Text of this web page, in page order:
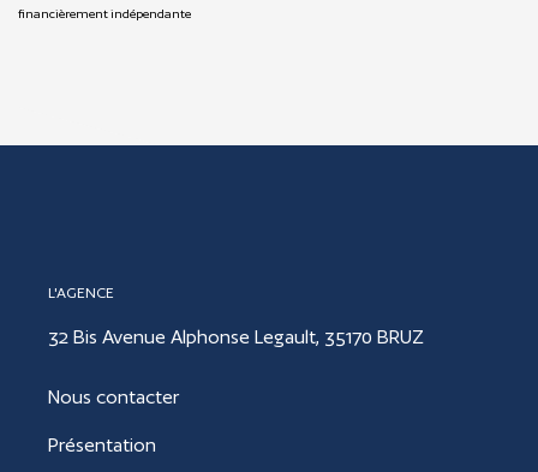
financièrement indépendante
L'AGENCE
32 Bis Avenue Alphonse Legault, 35170 BRUZ
Nous contacter
Présentation